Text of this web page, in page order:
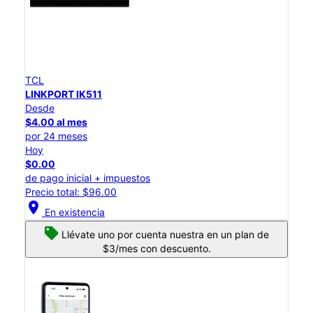
TCL
LINKPORT IK511
Desde
$4.00 al mes
por 24 meses
Hoy
$0.00
de pago inicial + impuestos
Precio total: $96.00
location_on En existencia
Llévate uno por cuenta nuestra en un plan de
$3/mes con descuento.